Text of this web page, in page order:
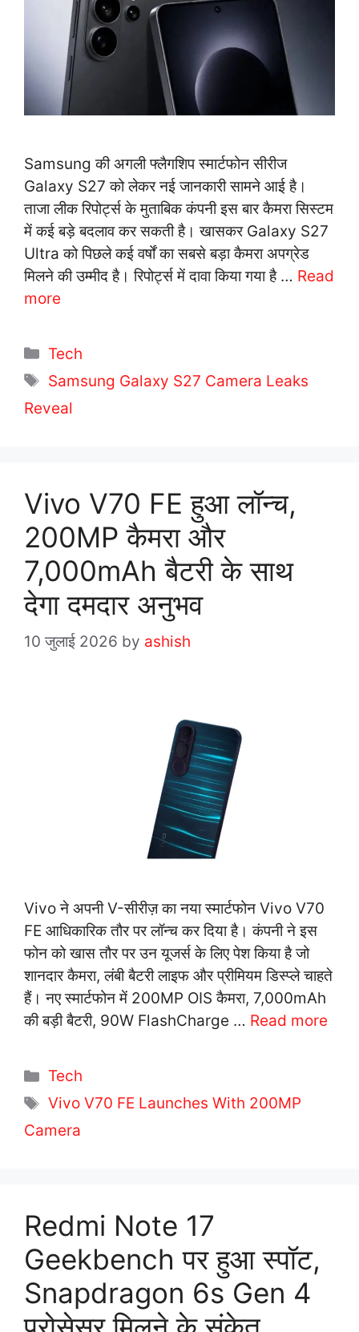
Samsung की अगली फ्लैगशिप स्मार्टफोन सीरीज
Galaxy S27 को लेकर नई जानकारी सामने आई है।
ताजा लीक रिपोर्ट्स के मुताबिक कंपनी इस बार कैमरा सिस्टम
में कई बड़े बदलाव कर सकती है। खासकर Galaxy S27
Ultra को पिछले कई वर्षों का सबसे बड़ा कैमरा अपग्रेड
मिलने की उम्मीद है। रिपोर्ट्स में दावा किया गया है … Read
more
C
a
e
i
e
s
Tech
T
Samsung Galaxy S27 Camera Leaks
Reveal
Vivo V70 FE हुआ लॉन्च,
200MP कैमरा और
7,000mAh बैटरी के साथ
देगा दमदार अनुभव
10 जुलाई 2026 by ashish
Vivo ने अपनी V-सीरीज़ का नया स्मार्टफोन Vivo V70
FE आधिकारिक तौर पर लॉन्च कर दिया है। कंपनी ने इस
फोन को खास तौर पर उन यूजर्स के लिए पेश किया है जो
शानदार कैमरा, लंबी बैटरी लाइफ और प्रीमियम डिस्प्ले चाहते
हैं। नए स्मार्टफोन में 200MP OIS कैमरा, 7,000mAh
की बड़ी बैटरी, 90W FlashCharge … Read more
C
a
e
i
e
s
Tech
T
a
Vivo V70 FE Launches With 200MP
Camera
Redmi Note 17
Geekbench पर हुआ स्पॉट,
Snapdragon 6s Gen 4